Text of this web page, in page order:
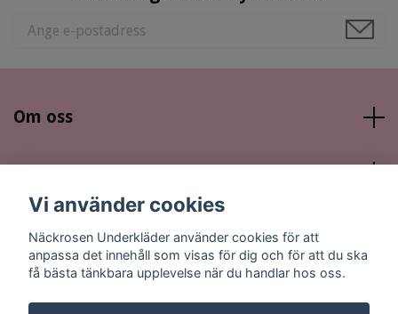
Om oss
Sociala medier
Vi använder cookies
Näckrosen Underkläder använder cookies för att
anpassa det innehåll som visas för dig och för att du ska
få bästa tänkbara upplevelse när du handlar hos oss.